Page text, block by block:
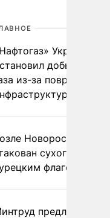
Украины
добычу
из-за повреждения
Новороссийска
сухогруз под
флагом
предложил